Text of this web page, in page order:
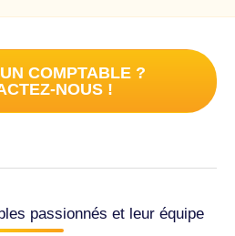
COMPTABLE ?
NOUS !
passionnés et leur équipe